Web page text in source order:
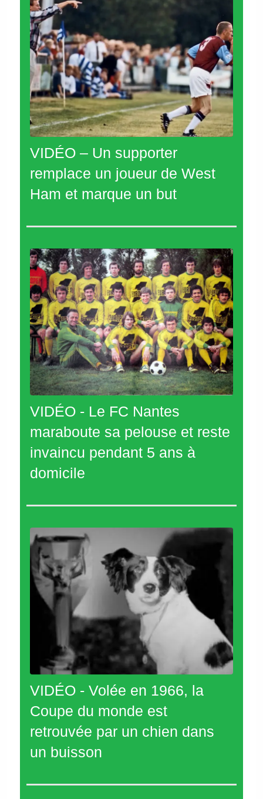
VIDÉO – Un supporter
remplace un joueur de West
Ham et marque un but
VIDÉO - Le FC Nantes
maraboute sa pelouse et reste
invaincu pendant 5 ans à
domicile
VIDÉO - Volée en 1966, la
Coupe du monde est
retrouvée par un chien dans
un buisson